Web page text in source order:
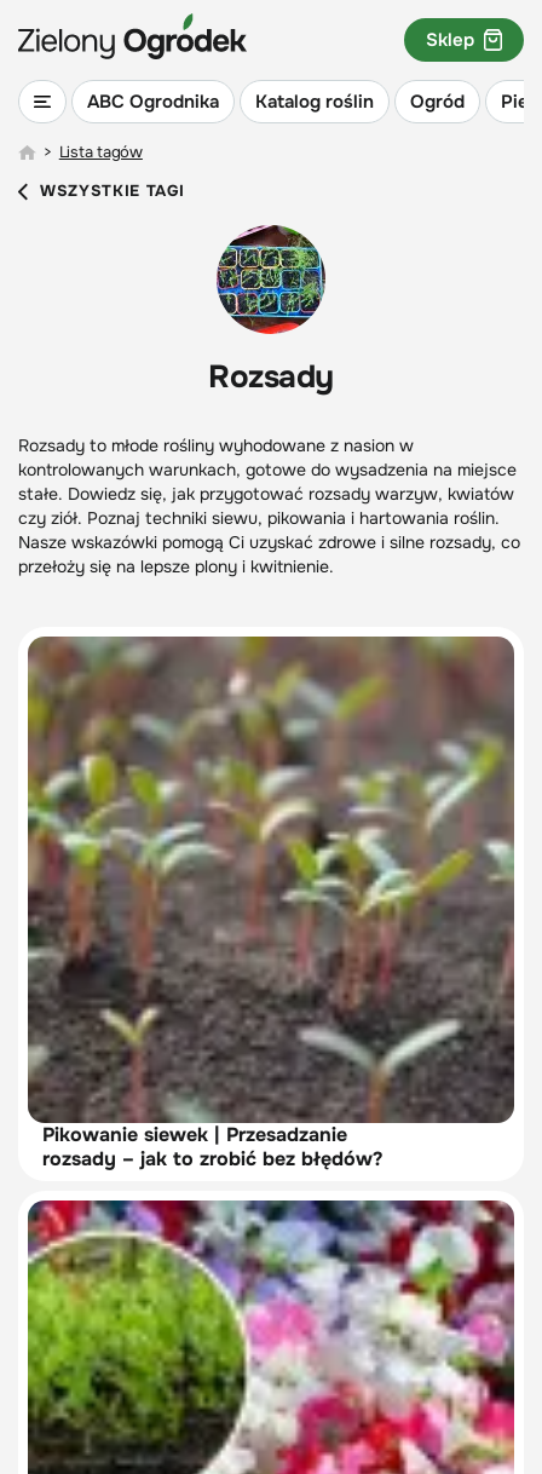
ABC Ogrodnika Katalog roślin Ogród
Sklep
> Lista tagów
WSZYSTKIE TAGI
Rozsady
Rozsady to młode rośliny wyhodowane z nasion w
kontrolowanych warunkach, gotowe do wysadzenia na miejsce
stałe. Dowiedz się, jak przygotować rozsady warzyw, kwiatów
czy ziół. Poznaj techniki siewu, pikowania i hartowania roślin.
Nasze wskazówki pomogą Ci uzyskać zdrowe i silne rozsady, co
przełoży się na lepsze plony i kwitnienie.
Pikowanie siewek | Przesadzanie
rozsady – jak to zrobić bez błędów?